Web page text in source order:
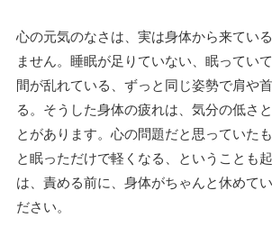
心の元気のなさは、実は身体から来てい
ません。睡眠が足りていない、眠ってい
間が乱れている、ずっと同じ姿勢で肩や
る。そうした身体の疲れは、気分の低さ
とがあります。心の問題だと思っていた
と眠っただけで軽くなる、ということも
は、責める前に、身体がちゃんと休めて
ださい。